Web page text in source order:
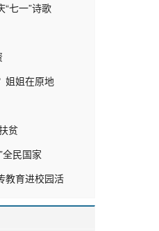
七一”诗歌
姐姐在原地
贫
全民国家
教育进校园活